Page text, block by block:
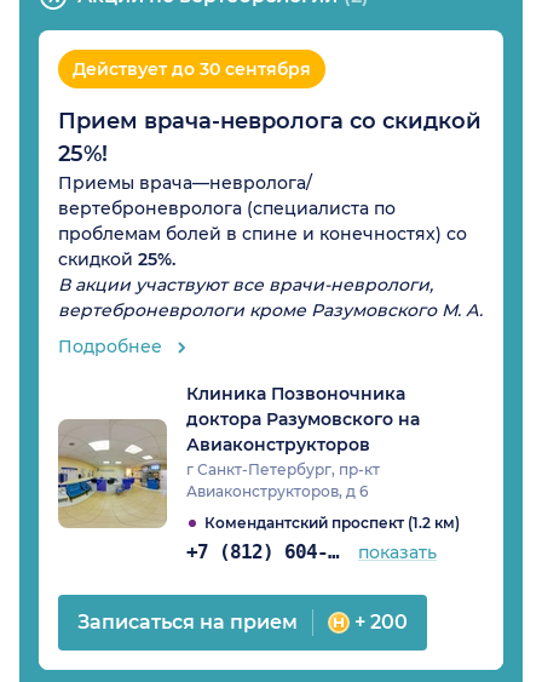
Действует до 30 сентября
Прием врача-невролога со скидкой
25%!
Приемы врача—невролога/
вертеброневролога (специалиста по
проблемам болей в спине и конечностях) со
скидкой 25%.
В акции участвуют все врачи-неврологи,
вертеброневрологи кроме Разумовского М. А.
Подробнее
Клиника Позвоночника
доктора Разумовского на
Авиаконструкторов
г Санкт-Петербург, пр-кт
Авиаконструкторов, д 6
Комендантский проспект (1.2 км)
+7 (812) 604-56-34 показать
Записаться на прием + 200